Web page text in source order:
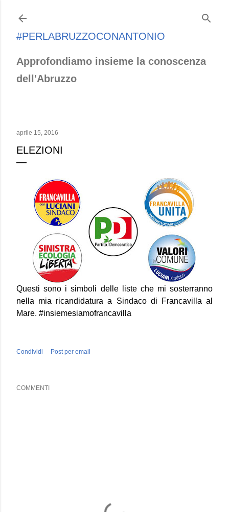
#PERLABRUZZOCONANTONIO
Approfondiamo insieme la conoscenza
dell'Abruzzo
aprile 15, 2016
ELEZIONI
Questi sono i simboli delle liste che mi sosterranno
nella mia ricandidatura a Sindaco di Francavilla al
Mare. #‎insiemesiamofrancavilla
Condividi Post per email
COMMENTI